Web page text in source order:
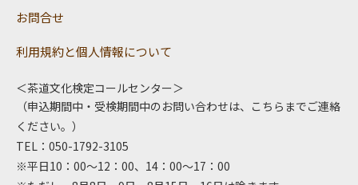
お問合せ
利用規約と個人情報について
＜茶道文化検定コールセンター＞
（申込期間中・受検期間中のお問い合わせは、こちらまでご連絡
ください。）
TEL：050-1792-3105
※平日10：00～12：00、14：00～17：00